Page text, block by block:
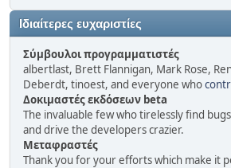
Ιδιαίτερες ευχαριστίες
Σύμβουλοι προγραμματιστές
albertlast, Brett Flannigan, Mark Rose,
Deberdt, tinoest, and everyone who
Δοκιμαστές εκδόσεων beta
The invaluable few who tirelessly find
and drive the developers crazier.
Μεταφραστές
Thank you for your efforts which make it